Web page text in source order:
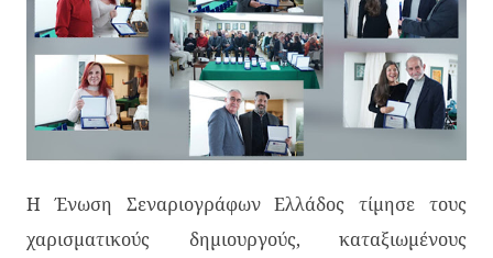
Η Ένωση Σεναριογράφων Ελλάδος τίμησε τους
χαρισματικούς δημιουργούς, καταξιωμένους